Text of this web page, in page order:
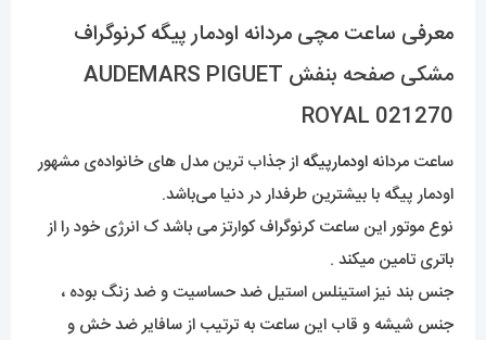
معرفی ساعت مچی مردانه اودمار پیگه کرنوگراف
مشکی صفحه بنفش AUDEMARS PIGUET
ROYAL 021270
ساعت مردانه اودمارپیگه از جذاب ترین مدل های خانواده‌ی مشهور
اودمار پیگه با بیشترین طرفدار در دنیا می‌باشد.
نوع موتور این ساعت کرنوگراف کوارتز می باشد ک انرژی خود را از
باتری تامین میکند .
جنس بند نیز استینلس استیل ضد حساسیت و ضد زنگ بوده ،
جنس شیشه و قاب این ساعت به ترتیب از سافایر ضد خش و